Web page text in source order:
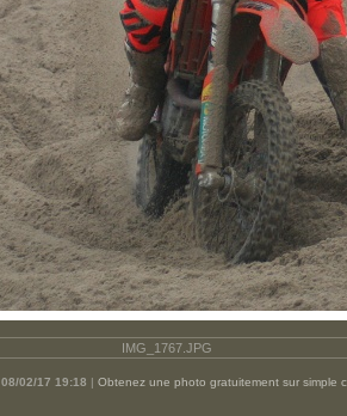
IMG_1767.JPG
08/02/17 19:18 | Obtenez une photo gratuitement sur simple